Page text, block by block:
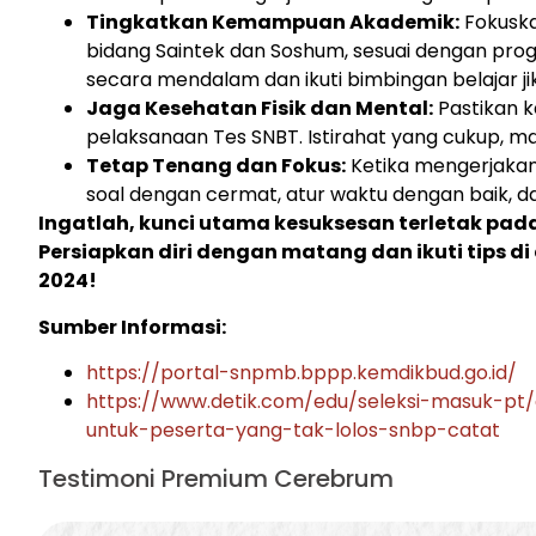
Tingkatkan Kemampuan Akademik:
bidang Saintek dan Soshum, sesuai dengan
secara mendalam dan ikuti bimbingan belajar
Jaga Kesehatan Fisik dan Mental: Pastikan
pelaksanaan Tes SNBT. Istirahat yang cukup,
Tetap Tenang dan Fokus: Ketika
soal dengan cermat, atur waktu dengan baik,
Ingatlah, kunci utama kesuksesan terletak
Persiapkan diri dengan matang dan ikuti tips di
2024!
Sumber Informasi:
https://portal-snpmb.bppp.kemdikbud.go.id/
https://www.detik.com/edu/seleksi-masuk-
untuk-peserta-yang-tak-lolos-snbp-catat
Testimoni Premium Cerebrum